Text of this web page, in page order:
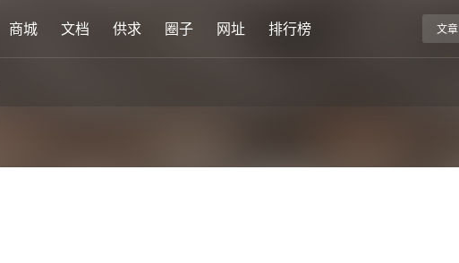
商城 文档 供求 圈子 网址 排行榜 文章